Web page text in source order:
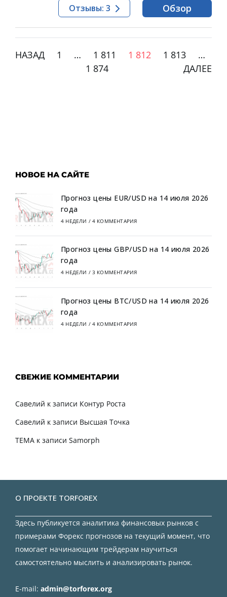
Отзывы: 3 Обзор
НАЗАД 1 … 1 811 1 812 1 813
…
1 874
ДАЛЕЕ
НОВОЕ НА САЙТЕ
Прогноз цены EUR/USD на 14 июля 2026
года
4 НЕДЕЛИ / 4 КОММЕНТАРИЯ
Прогноз цены GBP/USD на 14 июля 2026
года
4 НЕДЕЛИ / 3 КОММЕНТАРИЯ
Прогноз цены BTC/USD на 14 июля 2026
года
4 НЕДЕЛИ / 4 КОММЕНТАРИЯ
СВЕЖИЕ КОММЕНТАРИИ
Савелий к записи Контур Роста
Савелий к записи Высшая Точка
TEMA к записи Samorph
О ПРОЕКТЕ TORFOREX
Здесь публикуется аналитика финансовых рынков с
примерами Форекс прогнозов на текущий момент, что
помогает начинающим трейдерам научиться
самостоятельно мыслить и анализировать рынок.
E-mail: admin@torforex.org